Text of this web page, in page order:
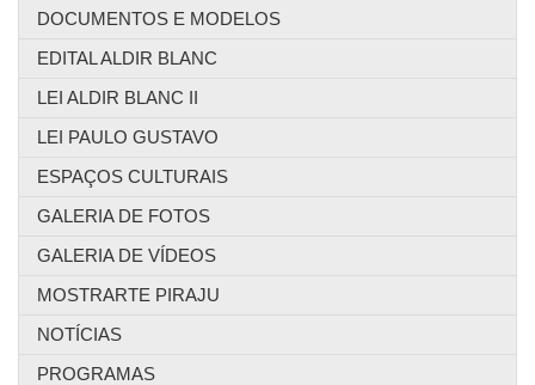
DOCUMENTOS E MODELOS
EDITAL ALDIR BLANC
LEI ALDIR BLANC II
LEI PAULO GUSTAVO
ESPAÇOS CULTURAIS
GALERIA DE FOTOS
GALERIA DE VÍDEOS
MOSTRARTE PIRAJU
NOTÍCIAS
PROGRAMAS